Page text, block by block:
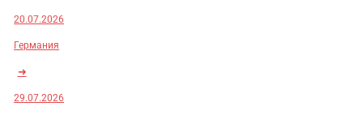
20.07.2026
Германия
➜
29.07.2026